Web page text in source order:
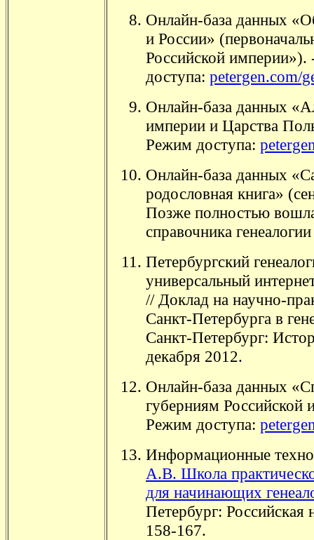
Онлайн-база данных
и России»
Российской
доступа: petergen.com/
Онлайн-база данных
империи и Царства
Режим доступа:
Онлайн-база данных
родословная книга»
Позже полностью
справочника
Петербургский
универсальный
// Доклад на научно-
Санкт-Петербурга в
Санкт-Петербург:
декабря 2012.
Онлайн-база данных
губерниям
Режим доступа:
Информационные
А.В. Школа
для начинающих
Петербург: Российская
158-167.